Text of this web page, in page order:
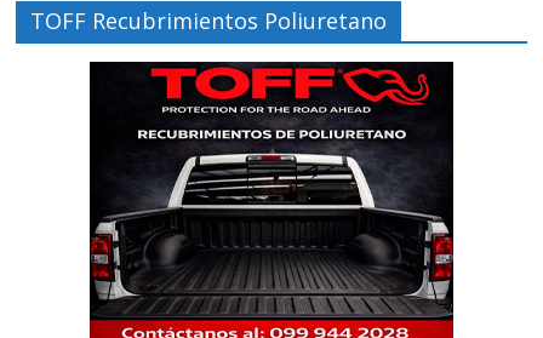
TOFF Recubrimientos Poliuretano